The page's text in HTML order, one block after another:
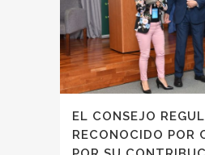
EL CONSEJO
RECONOCIDO POR